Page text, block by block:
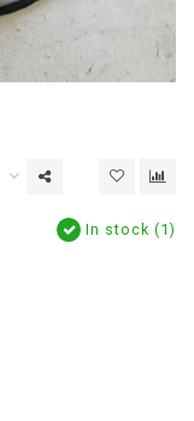
In stock (1)